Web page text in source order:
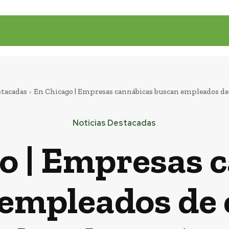
En Chicago | Empresas cannábicas buscan empleados
Noticias Destacadas
| Empresas
de